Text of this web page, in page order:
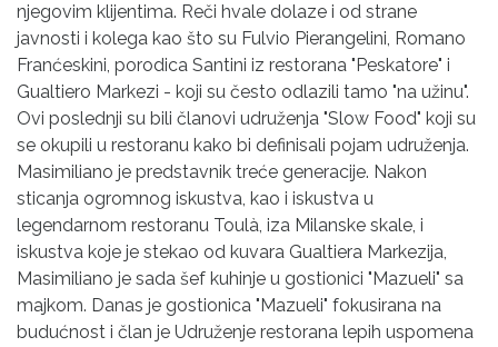
njegovim klijentima. Reči hvale dolaze i od strane
javnosti i kolega kao što su Fulvio Pierangelini, Romano
Franćeskini, porodica Santini iz restorana "Peskatore" i
Gualtiero Markezi - koji su često odlazili tamo "na užinu".
Ovi poslednji su bili članovi udruženja "Slow Food" koji su
se okupili u restoranu kako bi definisali pojam udruženja.
Masimiliano je predstavnik treće generacije. Nakon
sticanja ogromnog iskustva, kao i iskustva u
legendarnom restoranu Toulà, iza Milanske skale, i
iskustva koje je stekao od kuvara Gualtiera Markezija,
Masimiliano je sada šef kuhinje u gostionici "Mazueli" sa
majkom. Danas je gostionica "Mazueli" fokusirana na
budućnost i član je Udruženje restorana lepih uspomena